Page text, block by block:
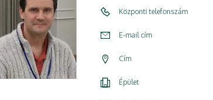
Központi telefonszám
E-mail cím
Cím
Épület